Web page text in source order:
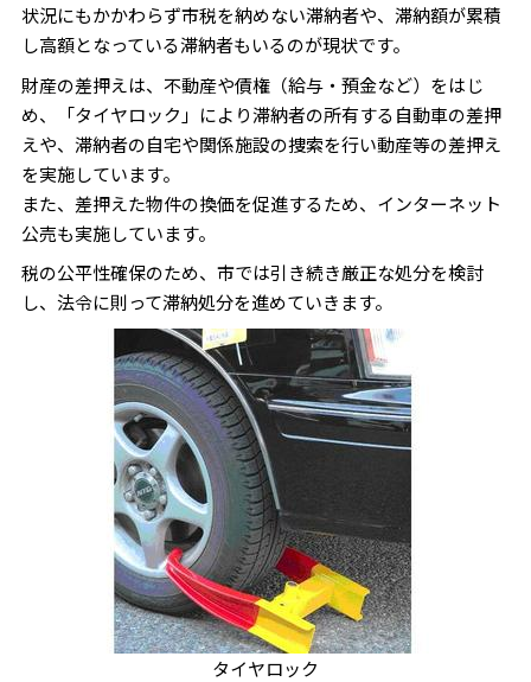
状況にもかかわらず市税を納めない滞納者や、滞納額が累積
し高額となっている滞納者もいるのが現状です。
財産の差押えは、不動産や債権（給与・預金など）をはじ
め、「タイヤロック」により滞納者の所有する自動車の差押
えや、滞納者の自宅や関係施設の捜索を行い動産等の差押え
を実施しています。
また、差押えた物件の換価を促進するため、インターネット
公売も実施しています。
税の公平性確保のため、市では引き続き厳正な処分を検討
し、法令に則って滞納処分を進めていきます。
タイヤロック